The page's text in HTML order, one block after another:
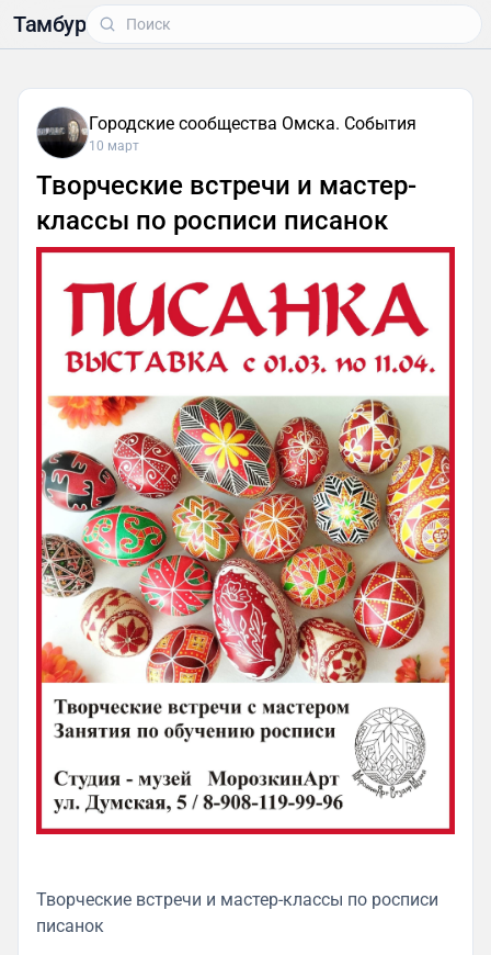
Тамбур
Городские сообщества Омска. События
10 март
Творческие встречи и мастер-
классы по росписи писанок
Творческие встречи и мастер-классы по росписи
писанок